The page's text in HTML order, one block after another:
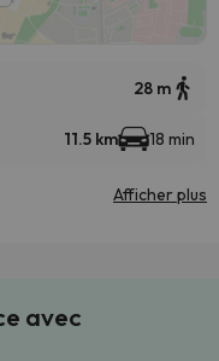
28 m
11.5 km 18 min
Afficher plus
avec